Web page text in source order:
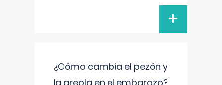
+
¿Cómo cambia el pezón y
la areola en el embarazo?